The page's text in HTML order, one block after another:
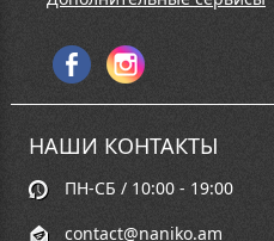
НАШИ КОНТАКТЫ
ПН-СБ / 10:00 - 19:00
contact@naniko.am